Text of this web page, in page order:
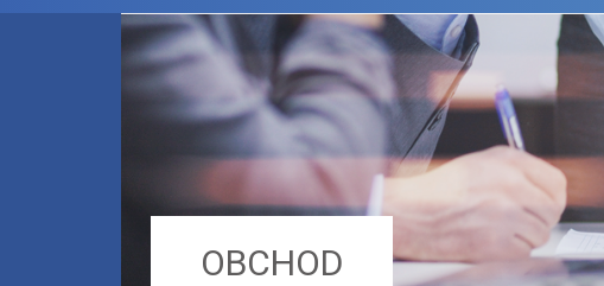
OBCHOD